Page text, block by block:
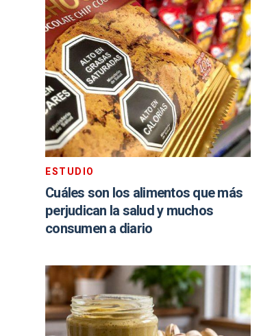
ESTUDIO
Cuáles son los alimentos que más
perjudican la salud y muchos
consumen a diario